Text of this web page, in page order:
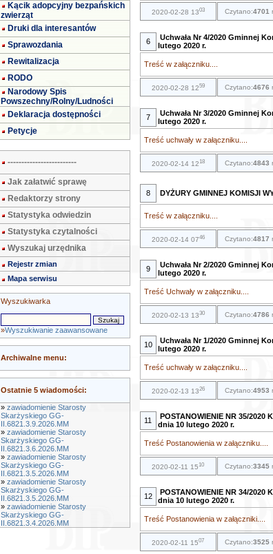
Kącik adopcyjny bezpańskich
zwierząt
Druki dla interesantów
Sprawozdania
Rewitalizacja
RODO
Narodowy Spis
Powszechny/Rolny/Ludności
Deklaracja dostępności
Petycje
-------------------------
Jak załatwić sprawę
Redaktorzy strony
Statystyka odwiedzin
Statystyka czytalności
Wyszukaj urzędnika
Rejestr zmian
Mapa serwisu
Wyszukiwarka
»Wyszukiwanie zaawansowane
Archiwalne menu:
Ostatnie 5 wiadomości:
» zawiadomienie Starosty
Skarżyskiego GG-
II.6821.3.9.2026.MM
» zawiadomienie Starosty
Skarżyskiego GG-
II.6821.3.6.2026.MM
» zawiadomienie Starosty
Skarżyskiego GG-
II.6821.3.5.2026.MM
» zawiadomienie Starosty
Skarżyskiego GG-
II.6821.3.5.2026.MM
» zawiadomienie Starosty
Skarżyskiego GG-
II.6821.3.4.2026.MM
2020-02-28 1303 Czytano:4701
6
Uchwała Nr 4/2020 Gminnej
lutego 2020 r.
Treść w załączniku....
2020-02-28 1259 Czytano:4676
7
Uchwała Nr 3/2020 Gminnej
lutego 2020 r.
Treść uchwały w załączniku....
2020-02-14 1218 Czytano:4843
8 DYŻURY GMINNEJ KOMISJI
Treść w załączniku....
2020-02-14 0746 Czytano:4817
9
Uchwała Nr 2/2020 Gminnej
lutego 2020 r.
Treść Uchwały w załączniku....
2020-02-13 1330 Czytano:4786
10
Uchwała Nr 1/2020 Gminnej
lutego 2020 r.
Treść uchwały w załączniku....
2020-02-13 1326 Czytano:4953
11
POSTANOWIENIE NR 35/
dnia 10 lutego 2020 r.
Treść Postanowienia w załączniku....
2020-02-11 1510 Czytano:3345
12
POSTANOWIENIE NR 34/
dnia 10 lutego 2020 r.
Treść Postanowienia w załączniki....
2020-02-11 1507 Czytano:3525